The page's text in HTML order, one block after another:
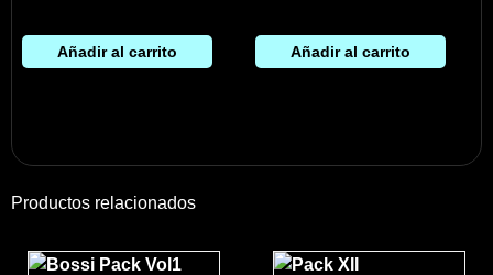
Añadir al carrito Añadir al carrito
Productos relacionados